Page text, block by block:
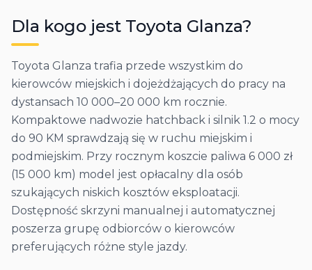
Dla kogo jest Toyota Glanza?
Toyota Glanza trafia przede wszystkim do
kierowców miejskich i dojeżdżających do pracy na
dystansach 10 000–20 000 km rocznie.
Kompaktowe nadwozie hatchback i silnik 1.2 o mocy
do 90 KM sprawdzają się w ruchu miejskim i
podmiejskim. Przy rocznym koszcie paliwa 6 000 zł
(15 000 km) model jest opłacalny dla osób
szukających niskich kosztów eksploatacji.
Dostępność skrzyni manualnej i automatycznej
poszerza grupę odbiorców o kierowców
preferujących różne style jazdy.